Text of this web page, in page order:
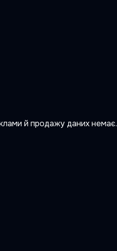
й продажу даних немає.